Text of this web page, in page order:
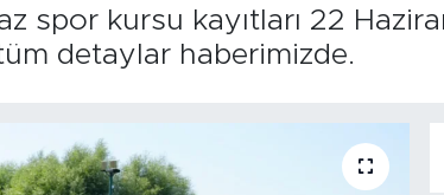
spor kursu kayıtları 22
detaylar haberimizde.